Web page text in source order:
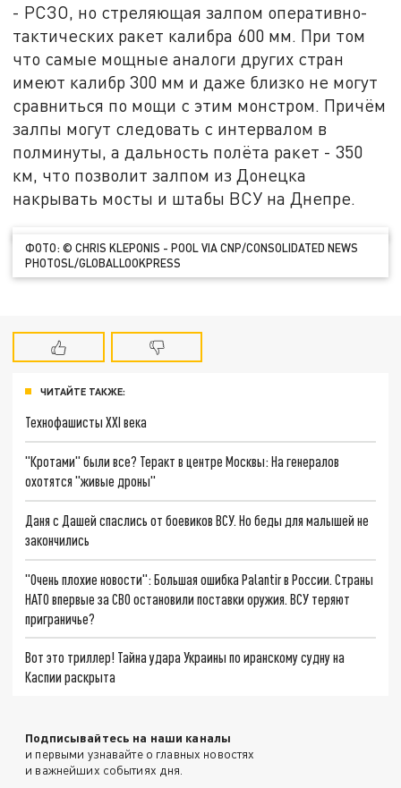
- РСЗО, но стреляющая залпом оперативно-
тактических ракет калибра 600 мм. При том
что самые мощные аналоги других стран
имеют калибр 300 мм и даже близко не могут
сравниться по мощи с этим монстром. Причём
залпы могут следовать с интервалом в
полминуты, а дальность полёта ракет - 350
км, что позволит залпом из Донецка
накрывать мосты и штабы ВСУ на Днепре.
ФОТО: © CHRIS KLEPONIS - POOL VIA CNP/CONSOLIDATED NEWS
PHOTOSL/GLOBALLOOKPRESS
ЧИТАЙТЕ ТАКЖЕ:
Технофашисты XXI века
"Кротами" были все? Теракт в центре Москвы: На генералов
охотятся "живые дроны"
Даня с Дашей спаслись от боевиков ВСУ. Но беды для малышей не
закончились
"Очень плохие новости": Большая ошибка Palantir в России. Страны
НАТО впервые за СВО остановили поставки оружия. ВСУ теряют
приграничье?
Вот это триллер! Тайна удара Украины по иранскому судну на
Каспии раскрыта
Подписывайтесь на наши каналы
и первыми узнавайте о главных новостях
и важнейших событиях дня.